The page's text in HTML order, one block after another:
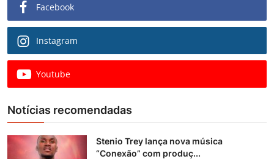
Facebook
Instagram
Youtube
Notícias recomendadas
Stenio Trey lança nova música
“Conexão” com produç...